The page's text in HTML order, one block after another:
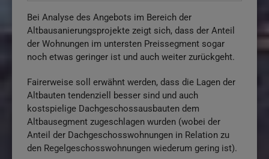
Bei Analyse des Angebots im Bereich der
Altbausanierungsprojekte zeigt sich, dass der Anteil
der Wohnungen im untersten Preissegment sogar
noch etwas geringer ist und auch weiter zurückgeht.
Fairerweise soll erwähnt werden, dass die Lagen der
Altbauten tendenziell besser sind und auch
kostspielige Dachgeschossausbauten dem
Altbausegment zugeschlagen wurden (wobei der
Anteil der Dachgeschosswohnungen in Relation zu
den Regelgeschosswohnungen wiederum gering ist).